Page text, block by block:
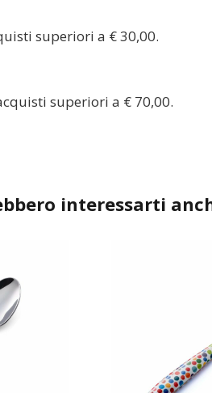
superiori a € 30,00.
superiori a € 70,00.
interessarti